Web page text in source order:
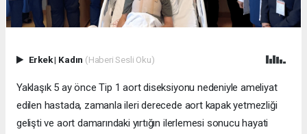
Erkek| Kadın (Haberi Sesli Oku)
Yaklaşık 5 ay önce Tip 1 aort diseksiyonu nedeniyle ameliyat
edilen hastada, zamanla ileri derecede aort kapak yetmezliği
gelişti ve aort damarındaki yırtığın ilerlemesi sonucu hayati